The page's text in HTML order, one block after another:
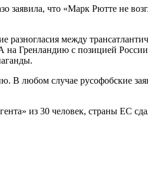
заявила, что «Марк Рютте не
разногласия между
Гренландию с позицией
В любом случае русофобские
из 30 человек, страны ЕС